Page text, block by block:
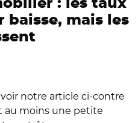
: les taux
mais les
notre article ci-contre
au moins une petite